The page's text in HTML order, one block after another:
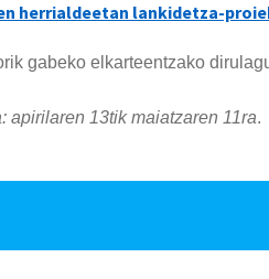
herrialdeetan lankidetza-
gabeko elkarteentzako
apirilaren 13tik maiatzaren 11ra.